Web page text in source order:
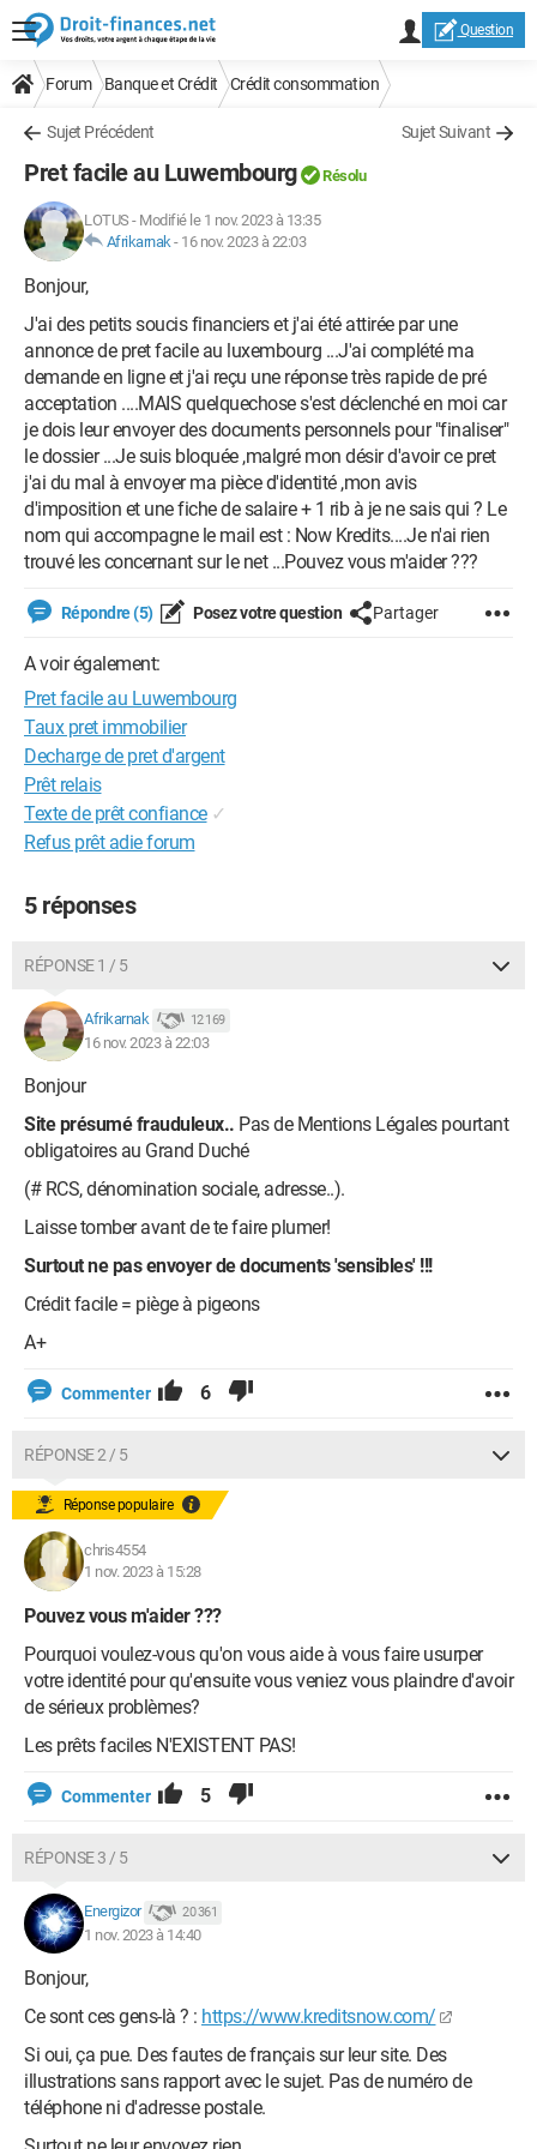
Question
Forum Banque et Crédit Crédit consommation
Sujet Précédent Sujet Suivant
Pret facile au Luwembourg Résolu
LOTUS - Modifié le 1 nov. 2023 à 13:35
Afrikarnak- 16 nov. 2023 à 22:03
Bonjour,
J'ai des petits soucis financiers et j'ai été attirée par une
annonce de pret facile au luxembourg ...J'ai complété ma
demande en ligne et j'ai reçu une réponse très rapide de pré
acceptation ....MAIS quelquechose s'est déclenché en moi car
je dois leur envoyer des documents personnels pour "finaliser"
le dossier ...Je suis bloquée ,malgré mon désir d'avoir ce pret
j'ai du mal à envoyer ma pièce d'identité ,mon avis
d'imposition et une fiche de salaire + 1 rib à je ne sais qui ? Le
nom qui accompagne le mail est : Now Kredits....Je n'ai rien
trouvé les concernant sur le net ...Pouvez vous m'aider ???
Répondre (5) Posez votre question Partager
A voir également:
Pret facile au Luwembourg
Taux pret immobilier
Decharge de pret d'argent
Prêt relais
Texte de prêt confiance ✓
Refus prêt adie forum
5 réponses
RÉPONSE 1 / 5
Afrikarnak 12 169
16 nov. 2023 à 22:03
Bonjour
Site présumé frauduleux.. Pas de Mentions Légales pourtant
obligatoires au Grand Duché
(# RCS, dénomination sociale, adresse..).
Laisse tomber avant de te faire plumer!
Surtout ne pas envoyer de documents 'sensibles' !!!
Crédit facile = piège à pigeons
A+
Commenter 6
RÉPONSE 2 / 5
Réponse populaire
chris4554
1 nov. 2023 à 15:28
Pouvez vous m'aider ???
Pourquoi voulez-vous qu'on vous aide à vous faire usurper
votre identité pour qu'ensuite vous veniez vous plaindre d'avoir
de sérieux problèmes?
Les prêts faciles N'EXISTENT PAS!
Commenter 5
RÉPONSE 3 / 5
Energizor 20 361
1 nov. 2023 à 14:40
Bonjour,
Ce sont ces gens-là ? : https://www.kreditsnow.com/
Si oui, ça pue. Des fautes de français sur leur site. Des
illustrations sans rapport avec le sujet. Pas de numéro de
téléphone ni d'adresse postale.